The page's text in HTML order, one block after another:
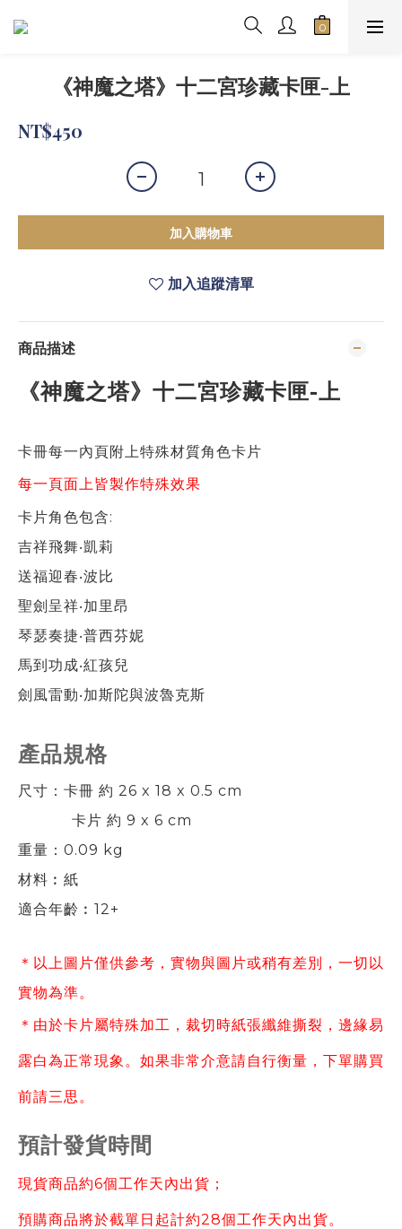
《神魔之塔》十二宮珍藏卡匣-上
NT$450
加入購物車
加入追蹤清單
商品描述
《神魔之塔》十二宮珍藏卡匣-上
卡冊每一內頁附上特殊材質角色卡片
每一頁面上皆製作特殊效果
卡片角色包含:
吉祥飛舞‧凱莉
送福迎春‧波比
聖劍呈祥‧加里昂
琴瑟奏捷‧普西芬妮
馬到功成‧紅孩兒
劍風雷動‧加斯陀與波魯克斯
產品規格
尺寸：卡冊 約 26 x 18 x 0.5 cm
卡片 約 9 x 6 cm
重量：0.09 kg
材料︰紙
適合年齡︰12+
＊以上圖片僅供參考，實物與圖片或稍有差別，一切以
實物為準。
＊ 由於卡片屬特殊加工，裁切時紙張纖維撕裂，邊緣易
露白為正常現象。如果非常介意請自行衡量，下單購買
前請三思。
預計發貨時間
現貨商品約6個工作天內出貨；
預購商品將於截單日起計約28個工作天內出貨。